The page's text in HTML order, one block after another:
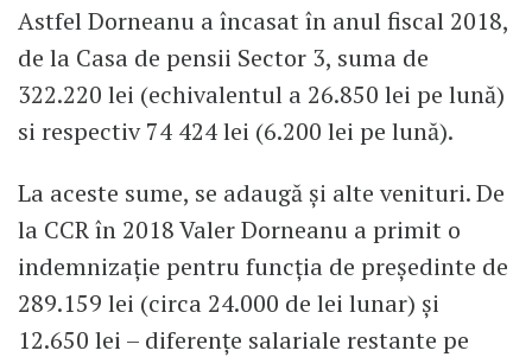
Astfel Dorneanu a încasat în anul fiscal 2018,
de la Casa de pensii Sector 3, suma de
322.220 lei (echivalentul a 26.850 lei pe lună)
si respectiv 74 424 lei (6.200 lei pe lună).
La aceste sume, se adaugă și alte venituri. De
la CCR în 2018 Valer Dorneanu a primit o
indemnizație pentru funcția de președinte de
289.159 lei (circa 24.000 de lei lunar) și
12.650 lei – diferențe salariale restante pe